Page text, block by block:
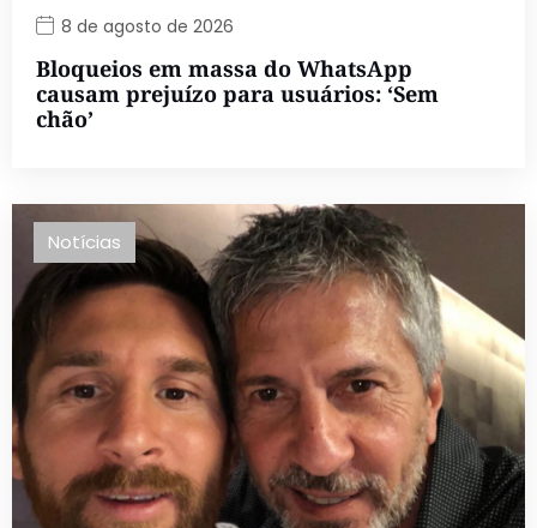
8 de agosto de 2026
Bloqueios em massa do WhatsApp
causam prejuízo para usuários: ‘Sem
chão’
Notícias